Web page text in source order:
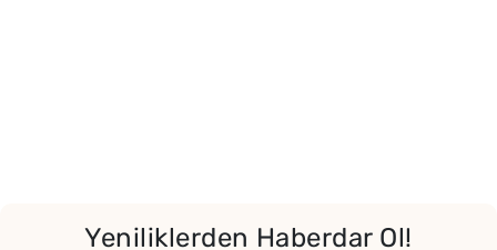
Yeniliklerden Haberdar Ol!